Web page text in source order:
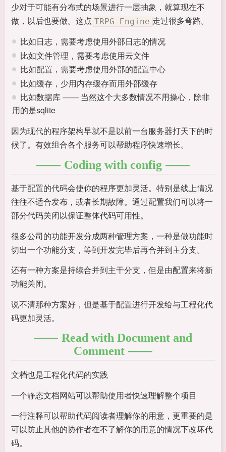
少对于可能有分布式的场景进行一层抽象，就算现在不
做，以后也要做。这点 TRPG Engine 走过很多弯路。
比如日志，需要考虑使用外部日志的情况
比如文件管理，需要考虑使用云文件
比如配置，需要考虑使用外部的配置中心
比如缓存，少用内存缓存而用外部缓存
比如数据库 —— 当然这个大多数情况不用操心，除非
用的是sqlite
因为现代的程序架构早就不是以前一台服务器打天下的时
候了。有效组合各个服务可以帮助程序快速增长。
Coding with config
基于配置的代码会使你的程序更加灵活。特别是线上情况
往往不适合发布，或者长期故障。通过配置我们可以将一
部分代码关闭以保证整体代码可用性。
很多公司的功能开发分成两种管理方案，一种是做功能时
切出一个功能分支，等到开发完毕后再合并到主分支。
还有一种方案是持续合并到主干分支，但是由配置来将新
功能关闭。
说不清那种方案好，但是基于配置进行开发给与工程化代
码更加灵活。
Read with Document and
Comment
文档也是工程化代码的实践
一个静态文档网站可以帮助使用者快速理解整个项目
一行注释可以帮助代码阅读者理解你的用意，更重要的是
可以防止其他的协作者在不了解你的用意的情况下改坏代
码。